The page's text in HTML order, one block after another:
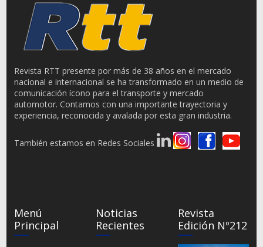
Revista RTT presente por más de 38 años en el mercado
nacional e internacional se ha transformado en un medio de
comunicación ícono para el transporte y mercado
automotor. Contamos con una importante trayectoria y
experiencia, reconocida y avalada por esta gran industria.
También estamos en Redes Sociales
Menú
Principal
Noticias
Recientes
Revista
Edición Nº212